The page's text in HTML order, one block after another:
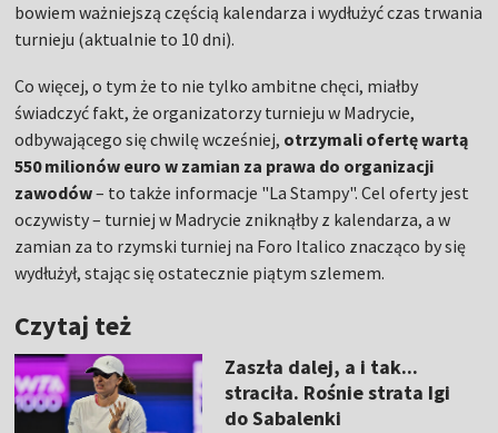
bowiem ważniejszą częścią kalendarza i wydłużyć czas trwania
turnieju (aktualnie to 10 dni).
Co więcej, o tym że to nie tylko ambitne chęci, miałby
świadczyć fakt, że organizatorzy turnieju w Madrycie,
odbywającego się chwilę wcześniej, otrzymali ofertę wartą
550 milionów euro w zamian za prawa do organizacji
zawodów– to także informacje "La Stampy". Cel oferty jest
oczywisty – turniej w Madrycie zniknąłby z kalendarza, a w
zamian za to rzymski turniej na Foro Italico znacząco by się
wydłużył, stając się ostatecznie piątym szlemem.
Czytaj też
Zaszła dalej, a i tak...
straciła. Rośnie strata Igi
do Sabalenki